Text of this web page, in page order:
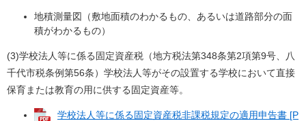
地積測量図（敷地面積のわかるもの、あるいは道路部分の面
積がわかるもの）
(3)学校法人等に係る固定資産税（地方税法第348条第2項第9号、八
千代市税条例第56条）学校法人等がその設置する学校において直接
保育または教育の用に供する固定資産等。
学校法人等に係る固定資産税非課税規定の適用申告書 [P